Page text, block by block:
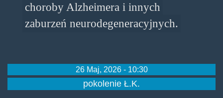
choroby Alzheimera i innych
zaburzeń neurodegeneracyjnych.
26 Maj, 2026 - 10:30
pokolenie Ł.K.